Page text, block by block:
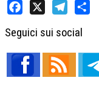
Seguici sui social